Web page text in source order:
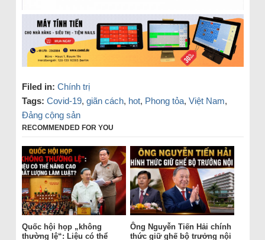
Filed in: Chính trị
Tags: Covid-19, giãn cách, hot, Phong tỏa, Việt Nam,
Đảng cộng sản
RECOMMENDED FOR YOU
Quốc hội họp „không
thường lệ“: Liệu có thể
Ông Nguyễn Tiến Hải chính
thức giữ ghế bộ trưởng nội